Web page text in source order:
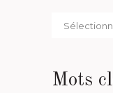
Par
Mots